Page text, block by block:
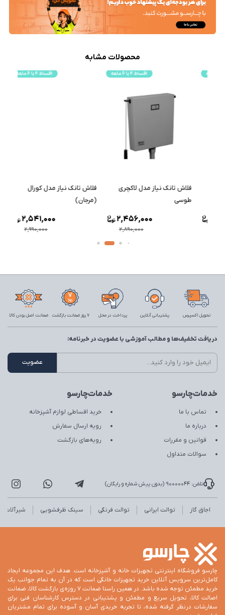
محصولات مشابه
فلاش تانک نیاز مدل لاکچری
طوسی
2,890,000
2,456,000
فلاش تانک نیاز مدل کورال
(مرجان)
2,990,000
2,541,000
تحویل اکسپرس پشتیبانی آنلاین پرداخت در محل 7 روز ضمانت بازگشت ضمانت اصل بودن کالا
خدمات‌چارسو
تماس با ما
درباره ما
قوانین و مقررات
سوالات متداول
خدمات‌چارسو
خرید اقساطی لوازم آشپزخانه
رویه ارسال سفارش
رویه‌های بازگشت
دریافت تخفیف‌ها و مطالب آموزشی با عضویت در خبرنامه:
تلفن: 90000044 (بدون پیش شماره و رایگان)
اجاق گاز توالت ایرانی توالت فرنگی سینک ظرفشویی شیرآلات
چارسو فروشگاه اینترنتی تجهیزات خانه و آشپزخانه است. هدف این مجموعه ایجاد
کامل‌ترین سرویس آنلاین خرید تجهیزات خانگی است که در آن به تمام جوانب یک
خرید مطمئن توجه شده باشد. در همین راستا ضمانت 7 روزه‌ی بازگشت کالا، ضمانت
اصالت کالا، تحویل سریع و مطمئن و پشتیبانی در دسترس کارشناسان فنی برای
سفارشات درنظر گرفته شده، تا تجربه خریدی آسان و آسوده برای تمام مشتریان